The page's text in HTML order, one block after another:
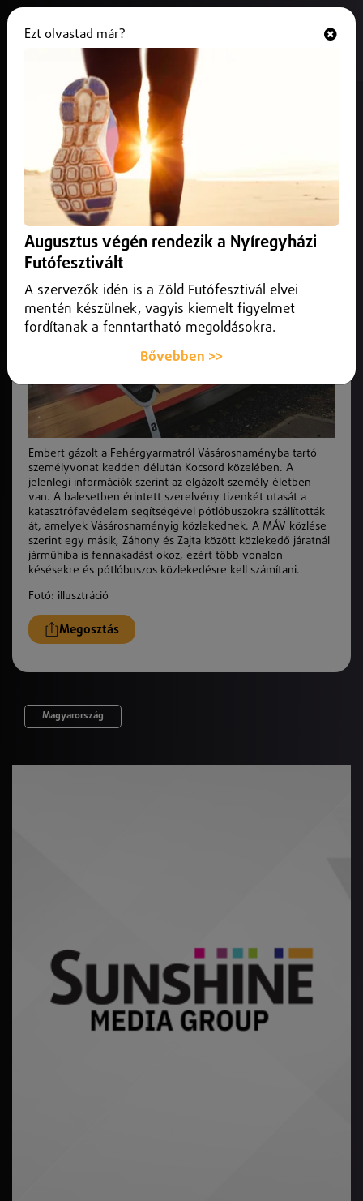
Embert gázolt a vonat Kocsord
közelében
2026. június 30.Szabolcs-Szatmár-Bereg vármegye
Az elgázolt személy a jelenlegi információk szerint életben
Embert gázolt a Fehérgyarmatról Vásárosnaményba tartó
személyvonat kedden délután Kocsord közelében. A
jelenlegi információk szerint az elgázolt személy életben
van. A balesetben érintett szerelvény tizenkét utasát a
katasztrófavédelem segítségével pótlóbuszokra szállították
át, amelyek Vásárosnaményig közlekednek. A MÁV közlése
szerint egy másik, Záhony és Zajta között közlekedő járatnál
járműhiba is fennakadást okoz, ezért több vonalon
késésekre és pótlóbuszos közlekedésre kell számítani.
Fotó: illusztráció
Megosztás
Magyarország
Ezt olvastad már?
Augusztus végén rendezik a Nyíregyházi
Futófesztivált
A szervezők idén is a Zöld Futófesztivál elvei
mentén készülnek, vagyis kiemelt figyelmet
fordítanak a fenntartható megoldásokra.
Bővebben >>